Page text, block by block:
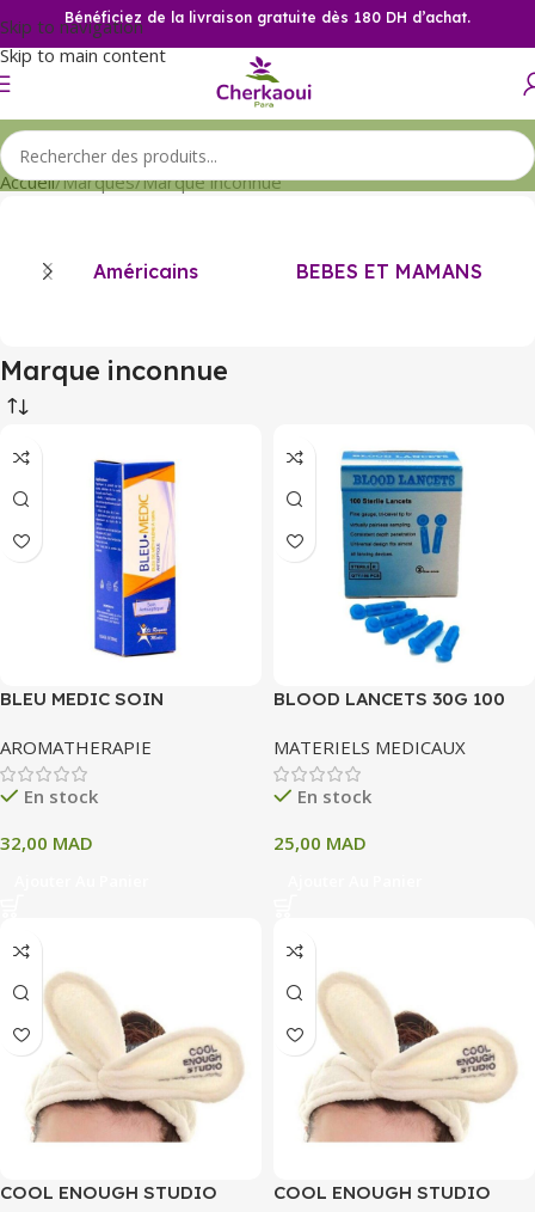
Skip to navigation
Skip to main content
Bénéficiez de la livraison gratuite dès 180 DH d’achat.
Accueil Marques Marque inconnue
Américains BEBES ET MAMANS
Marque inconnue
BLEU MEDIC SOIN
AROMATHERAPIE
En stock
32,00 MAD
BLOOD LANCETS 30G 100
MATERIELS MEDICAUX
En stock
25,00 MAD
COOL ENOUGH STUDIO
COOL ENOUGH STUDIO